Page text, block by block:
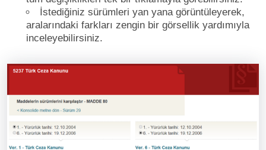
İstediğiniz sürümleri yan yana görüntüleyerek,
aralarındaki farkları zengin bir görsellik yardımıyla
inceleyebilirsiniz.